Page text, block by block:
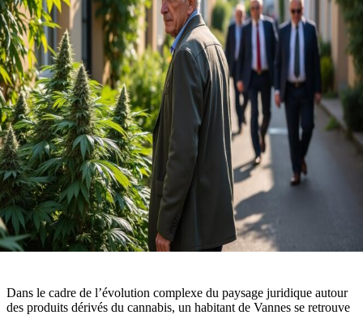
Dans le cadre de l’évolution complexe du paysage juridique autour
des produits dérivés du cannabis, un habitant de Vannes se retrouve